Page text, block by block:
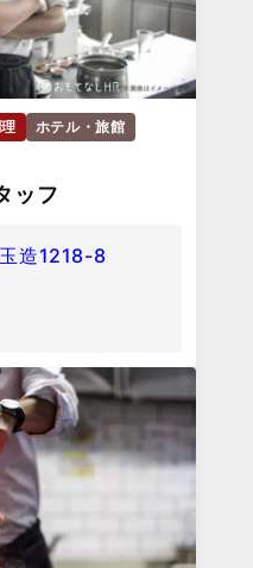
ホテル・旅館
ッフ
造1218-8